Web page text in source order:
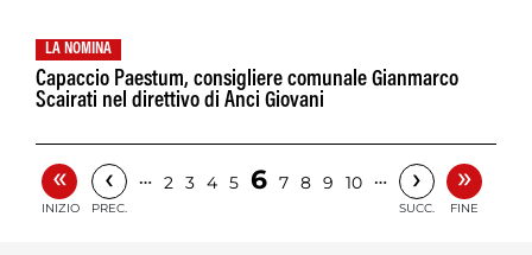
LA NOMINA
Capaccio Paestum, consigliere comunale Gianmarco
Scairati nel direttivo di Anci Giovani
«
INIZIO
‹
PREC.
… 2 3 4 5 6 7 8 9 10 … ›
SUCC.
»
FINE